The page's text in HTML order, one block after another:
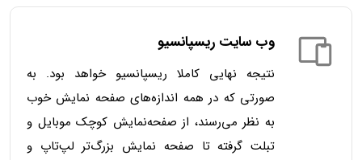
وب سایت ریسپانسیو
نتیجه نهایی کاملا ریسپانسیو خواهد بود. به
صورتی که در همه اندازه‌های صفحه نمایش خوب
به نظر می‌رسند، از صفحه‌نمایش کوچک موبایل و
تبلت گرفته تا صفحه نمایش بزرگ‌تر لپ‌تاپ و